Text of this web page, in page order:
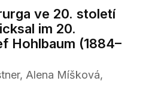
ve 20. století
im 20.
Hohlbaum (1884–
Alena Míšková,